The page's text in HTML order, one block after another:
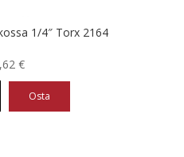
1/4″ Torx 2164
€
Osta